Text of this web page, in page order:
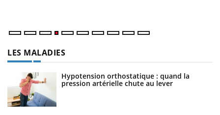
LES MALADIES
Hypotension orthostatique : quand la
pression artérielle chute au lever